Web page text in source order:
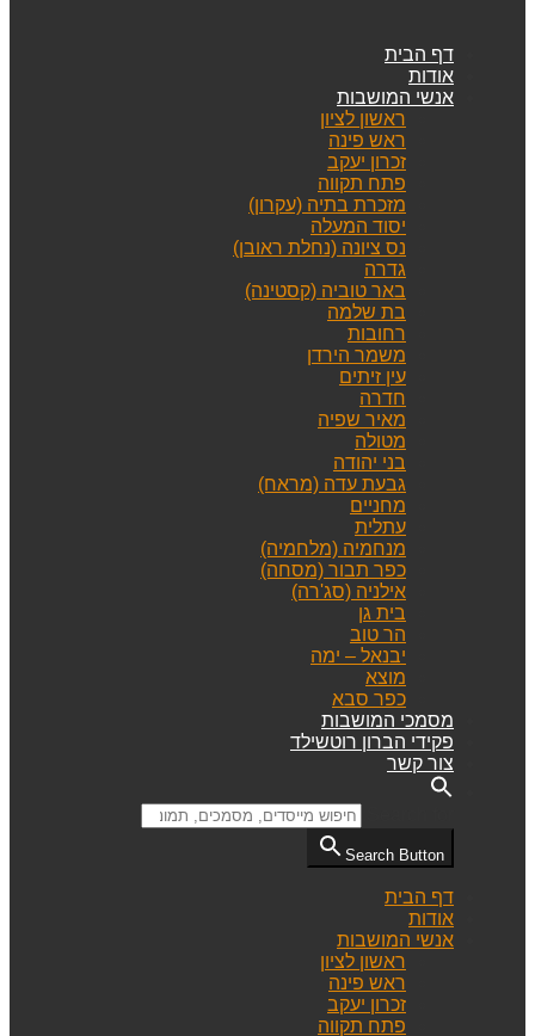
דף הבית
אודות
אנשי המושבות
ראשון לציון
ראש פינה
זכרון יעקב
פתח תקווה
מזכרת בתיה (עקרון)
יסוד המעלה
נס ציונה (נחלת ראובן)
גדרה
באר טוביה (קסטינה)
בת שלמה
רחובות
משמר הירדן
עין זיתים
חדרה
מאיר שפיה
מטולה
בני יהודה
גבעת עדה (מראח)
מחניים
עתלית
מנחמיה (מלחמיה)
כפר תבור (מסחה)
אילניה (סג'רה)
בית גן
הר טוב
יבנאל – ימה
מוצא
כפר סבא
מסמכי המושבות
פקידי הברון רוטשילד
צור קשר
Search Button
דף הבית
אודות
אנשי המושבות
ראשון לציון
ראש פינה
זכרון יעקב
פתח תקווה